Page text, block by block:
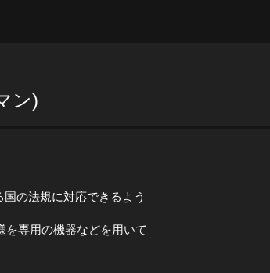
ン)
の法規に対応できるよう
専用の機器などを用いて